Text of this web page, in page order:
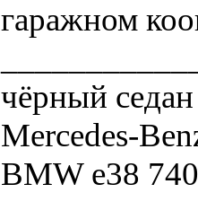
гаражном
чёрный
Mercedes-
BMW e38